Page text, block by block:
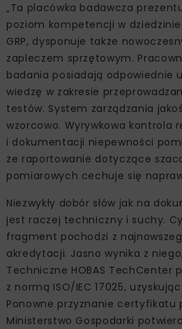
„Ta placówka badawcza
poziom kompetencji w
GRP, dysponuje także
zapleczem sprzętowym.
badania posiadają odpowiednie
wiedzę w zakresie
testów. System zarządzania
wzorcowo. Wyrywkowa kontrola
i dokumentacji niepewności
że raportowanie dotyczące
pomiarowych cechuje się
Niezwykły dobór słów jak na
jest raczej techniczny i suchy.
fragment pochodzi z
akredytacji. Jasno wynika z
Techniczne HOBAS TechCenter
z normą ISO/IEC 17025,
Ponowne przyznanie certyfikatu
Ministerstwo Gospodarki